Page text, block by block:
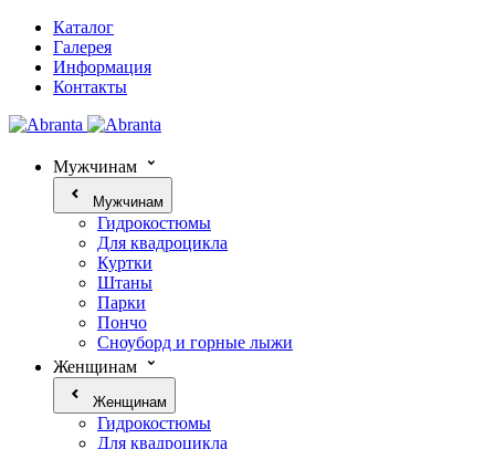
Каталог
Галерея
Информация
Контакты
Мужчинам
Мужчинам
Гидрокостюмы
Для квадроцикла
Куртки
Штаны
Парки
Пончо
Сноуборд и горные лыжи
Женщинам
Женщинам
Гидрокостюмы
Для квадроцикла